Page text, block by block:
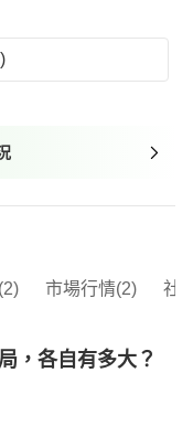
市場行情(2) 社
，各自有多大？